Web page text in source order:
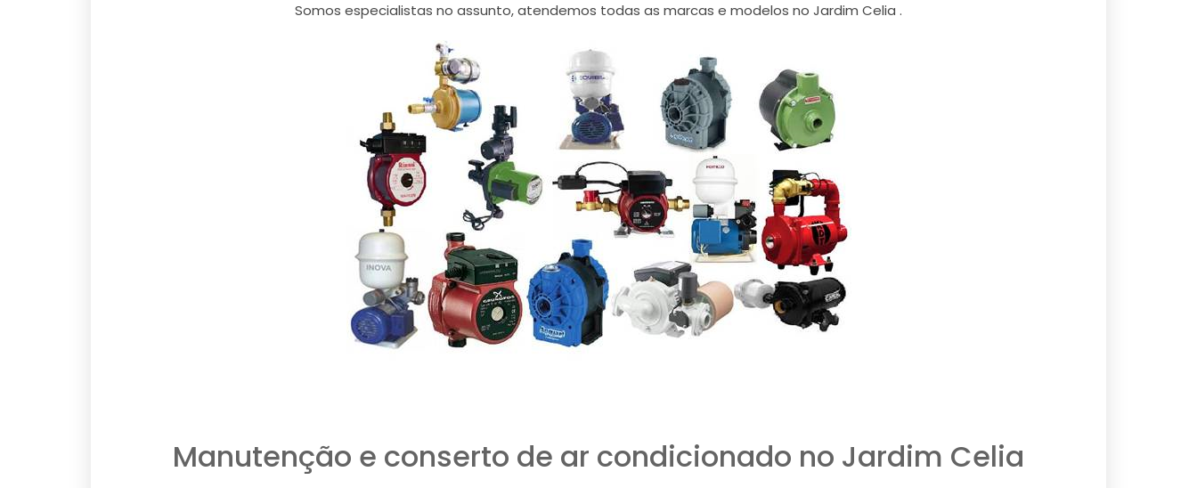
Somos especialistas no assunto, atendemos todas as marcas e modelos no Jardim Celia .
Manutenção e conserto de ar condicionado no Jardim Celia